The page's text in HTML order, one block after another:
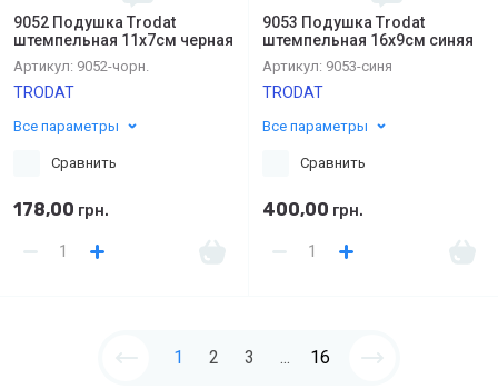
9052 Подушка Trodat
штемпельная 11х7см черная
Артикул: 9052-чорн.
TRODAT
Все параметры
Сравнить
178,00 грн.
9053 Подушка Trodat
штемпельная 16х9см синяя
Артикул: 9053-синя
TRODAT
Все параметры
Сравнить
400,00 грн.
1 2 3 ... 16